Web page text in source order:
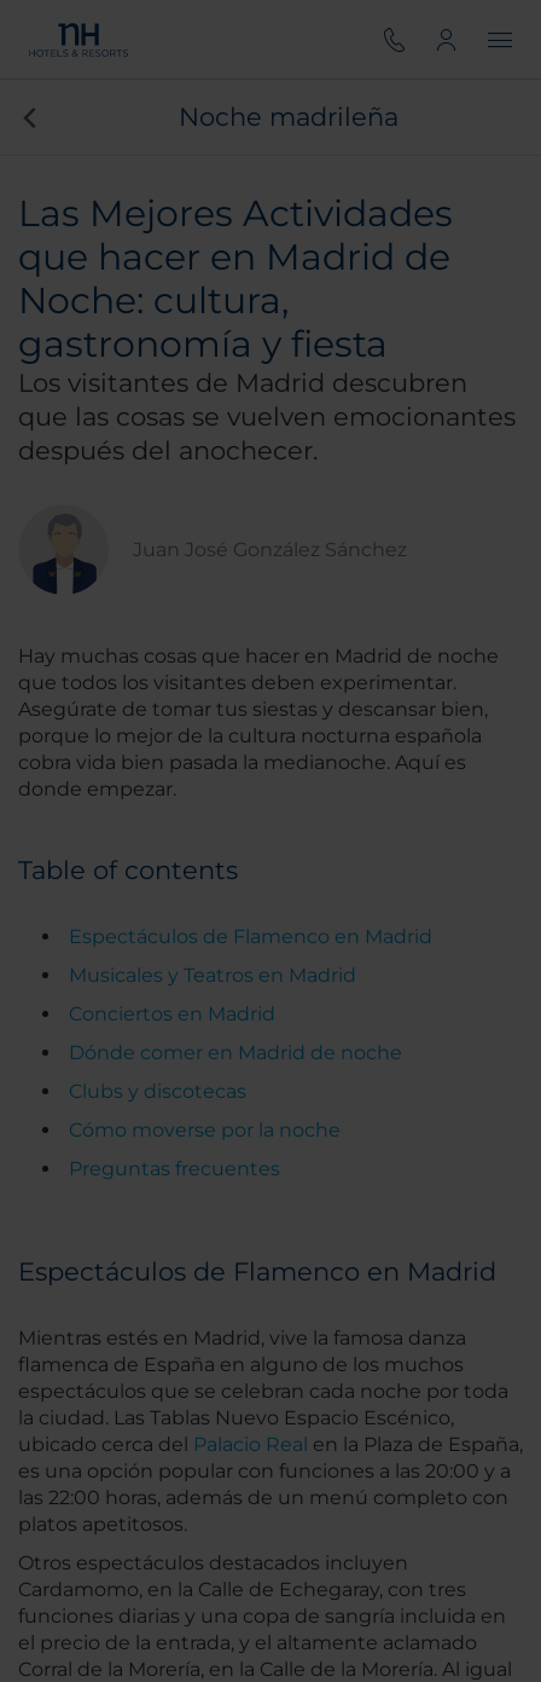
Noche madrileña
Las Mejores Actividades
que hacer en Madrid de
Noche: cultura,
gastronomía y fiesta
Los visitantes de Madrid descubren
que las cosas se vuelven emocionantes
después del anochecer.
Juan José González Sánchez
Hay muchas cosas que hacer en Madrid de noche
que todos los visitantes deben experimentar.
Asegúrate de tomar tus siestas y descansar bien,
porque lo mejor de la cultura nocturna española
cobra vida bien pasada la medianoche. Aquí es
donde empezar.
Table of contents
Espectáculos de Flamenco en Madrid
Musicales y Teatros en Madrid
Conciertos en Madrid
Dónde comer en Madrid de noche
Clubs y discotecas
Cómo moverse por la noche
Preguntas frecuentes
Espectáculos de Flamenco en Madrid
Mientras estés en Madrid, vive la famosa danza
flamenca de España en alguno de los muchos
espectáculos que se celebran cada noche por toda
la ciudad. Las Tablas Nuevo Espacio Escénico,
ubicado cerca del Palacio Real en la Plaza de España,
es una opción popular con funciones a las 20:00 y a
las 22:00 horas, además de un menú completo con
platos apetitosos.
Otros espectáculos destacados incluyen
Cardamomo, en la Calle de Echegaray, con tres
funciones diarias y una copa de sangría incluida en
el precio de la entrada, y el altamente aclamado
Corral de la Morería, en la Calle de la Morería. Al igual